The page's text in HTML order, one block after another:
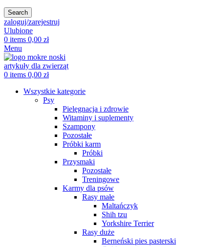
Search
zaloguj/zarejestruj
Ulubione
0 items 0,00 zł
Menu
0 items 0,00 zł
Wszystkie kategorie
Psy
Pielęgnacja i zdrowie
Witaminy i suplementy
Szampony
Pozostałe
Próbki karm
Próbki
Przysmaki
Pozostałe
Treningowe
Karmy dla psów
Rasy małe
Maltańczyk
Shih tzu
Yorkshire Terrier
Rasy duże
Berneński pies pasterski